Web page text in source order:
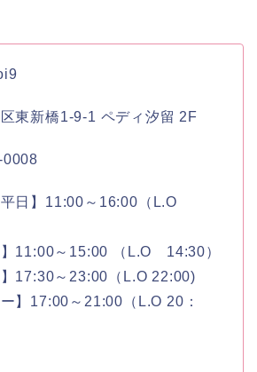
東新橋1-9-1 ペディ汐留 2F
0008
日】11:00～16:00（L.O
】11:00～15:00 （L.O 14:30）
】17:30～23:00（L.O 22:00)
ー】17:00～21:00（L.O 20：